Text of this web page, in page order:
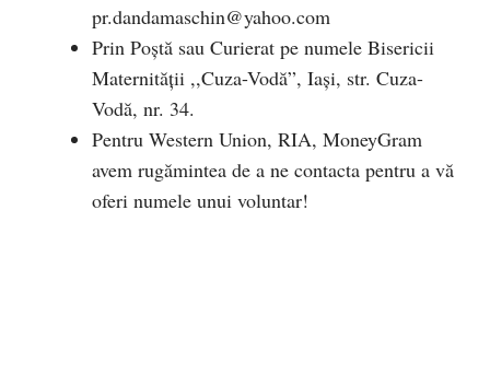
pr.dandamaschin@yahoo.com
Prin Poștă sau Curierat pe numele Bisericii
Maternității ,,Cuza-Vodă”, Iași, str. Cuza-
Vodă, nr. 34.
Pentru Western Union, RIA, MoneyGram
avem rugămintea de a ne contacta pentru a vă
oferi numele unui voluntar!